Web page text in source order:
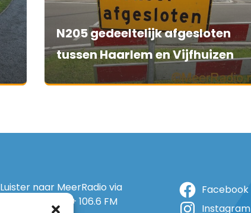
N205 gedeeltelijk afgesloten
tussen Haarlem en Vijfhuizen
Luister naar MeerRadio via
Ether: 105.5 FM + 106.6 FM
Facebook
Instagram